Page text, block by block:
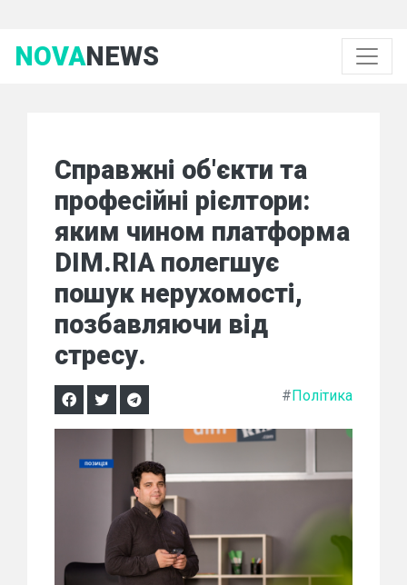
NOVANEWS
Справжні об'єкти та
професійні рієлтори:
яким чином платформа
DIM.RIA полегшує
пошук нерухомості,
позбавляючи від
стресу.
#Політика